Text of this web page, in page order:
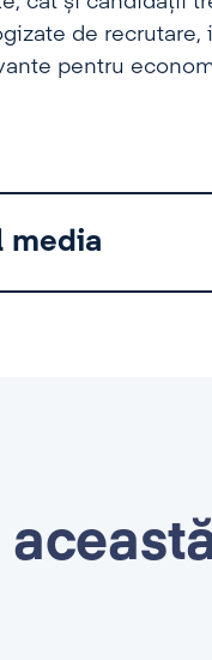
de recrutare,
pentru
media